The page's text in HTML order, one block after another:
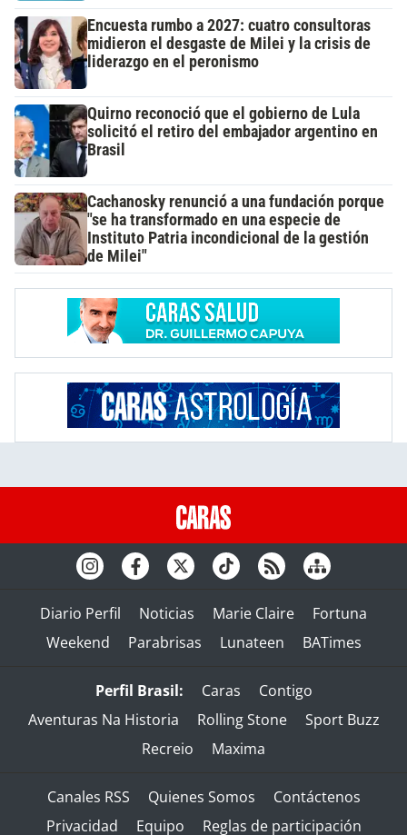
Encuesta rumbo a 2027: cuatro consultoras
midieron el desgaste de Milei y la crisis de
liderazgo en el peronismo
Quirno reconoció que el gobierno de Lula
solicitó el retiro del embajador argentino en
Brasil
Cachanosky renunció a una fundación porque
"se ha transformado en una especie de
Instituto Patria incondicional de la gestión
de Milei"
Diario Perfil Noticias Marie Claire
Fortuna
Weekend
Parabrisas Lunateen BATimes
Perfil Brasil: Caras
Contigo
Aventuras Na Historia
Rolling Stone
Sport Buzz
Recreio
Maxima
Canales RSS Quienes Somos
Contáctenos
Privacidad
Equipo Reglas de participación